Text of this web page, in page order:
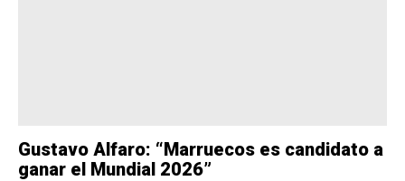
Gustavo Alfaro: “Marruecos es candidato a
ganar el Mundial 2026”